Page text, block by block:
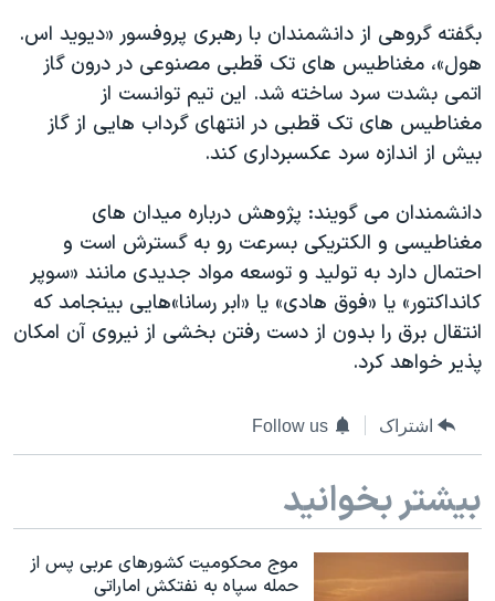
آرشیو پخش زنده
مجموعه مستندهای دادخواهی
تریبونال مردمی آبان ۹۸
دادگاه حمید نوری
چهل سال گروگان‌گیری
اعتراضات مردمی آبان ۹۸
اسرائیل در جنگ
نرگس محمدی برنده جایزه نوبل صلح
همایش محافظه‌کاران آمریکا «سی‌پک»
سفر پرزیدنت ترامپ به چین
بگفته گروهی از دانشمندان با رهبری پروفسور «دیوید اس.
هول»، مغناطیس های تک قطبی مصنوعی در درون گاز
اتمی بشدت سرد ساخته شد. این تیم توانست از
مغناطیس های تک قطبی در انتهای گرداب هایی از گاز
بیش از اندازه سرد عکسبرداری کند.
دانشمندان می گویند: پژوهش درباره میدان های
مغناطیسی و الکتریکی بسرعت رو به گسترش است و
احتمال دارد به تولید و توسعه مواد جدیدی مانند «سوپر
کانداکتور» یا «فوق هادی» یا «ابر رسانا»هایی بینجامد که
انتقال برق را بدون از دست رفتن بخشی از نیروی آن امکان
پذیر خواهد کرد.
اشتراک Follow us
بیشتر بخوانید
موج محکومیت کشورهای عربی پس از
حمله سپاه به نفتکش اماراتی